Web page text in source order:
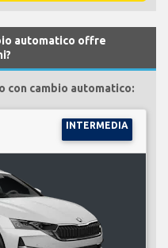
automatico offre
con cambio automatico:
INTERMEDIA